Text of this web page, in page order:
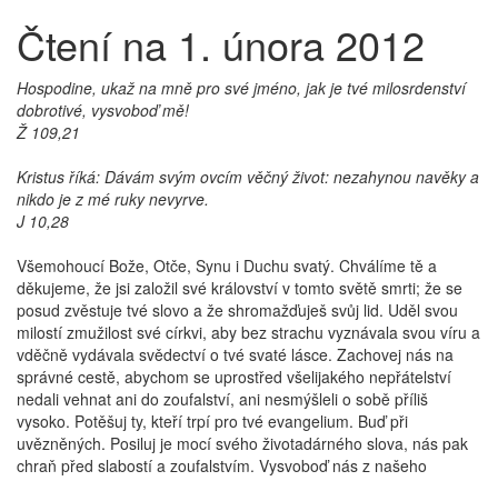
Čtení na 1. února 2012
Hospodine, ukaž na mně pro své jméno, jak je tvé milosrdenství
dobrotivé, vysvoboď mě!
Ž 109,21
Kristus říká: Dávám svým ovcím věčný život: nezahynou navěky a
nikdo je z mé ruky nevyrve.
J 10,28
Všemohoucí Bože, Otče, Synu i Duchu svatý. Chválíme tě a
děkujeme, že jsi založil své království v tomto světě smrti; že se
posud zvěstuje tvé slovo a že shromažďuješ svůj lid. Uděl svou
milostí zmužilost své církvi, aby bez strachu vyznávala svou víru a
vděčně vydávala svědectví o tvé svaté lásce. Zachovej nás na
správné cestě, abychom se uprostřed všelijakého nepřátelství
nedali vehnat ani do zoufalství, ani nesmýšleli o sobě příliš
vysoko. Potěšuj ty, kteří trpí pro tvé evangelium. Buď při
uvězněných. Posiluj je mocí svého životadárného slova, nás pak
chraň před slabostí a zoufalstvím. Vysvoboď nás z našeho